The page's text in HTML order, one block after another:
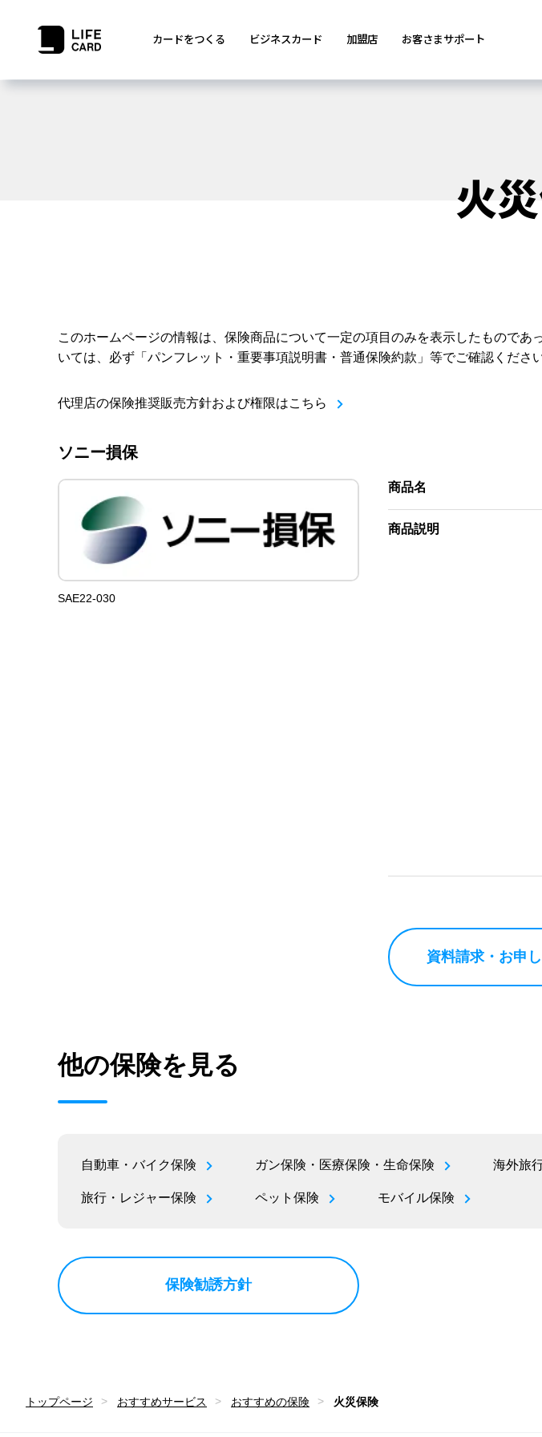
カードをつくる ビジネスカード 加盟店 お客さまサポート
火
このホームページの情報は、保険商品について一定の項目のみを表示したもので
いては、必ず「パンフレット・重要事項説明書・普通保険約款」等でご確認ください
代理店の保険推奨販売方針および権限はこちら
ソニー損保
SAE22-030
商品名
商品説明
資料請求・お申
他の保険を見る
自動車・バイク保険 ガン保険・医療保険・生命保険 海外旅
旅行・レジャー保険 ペット保険 モバイル保険
保険勧誘方針
トップページ おすすめサービス おすすめの保険 火災保険